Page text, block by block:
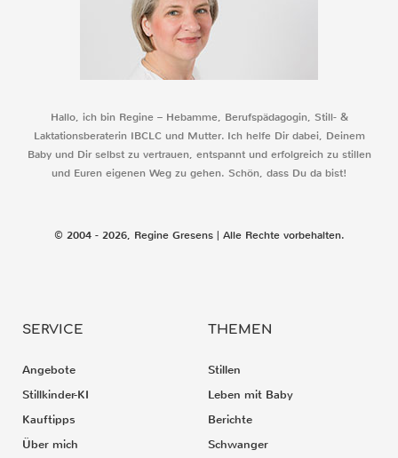
Hallo, ich bin Regine – Hebamme, Berufspädagogin, Still- &
Laktationsberaterin IBCLC und Mutter. Ich helfe Dir dabei, Deinem
Baby und Dir selbst zu vertrauen, entspannt und erfolgreich zu stillen
und Euren eigenen Weg zu gehen. Schön, dass Du da bist!
© 2004 - 2026, Regine Gresens | Alle Rechte vorbehalten.
SERVICE
Angebote
Stillkinder-KI
Kauftipps
Über mich
THEMEN
Stillen
Leben mit Baby
Berichte
Schwanger